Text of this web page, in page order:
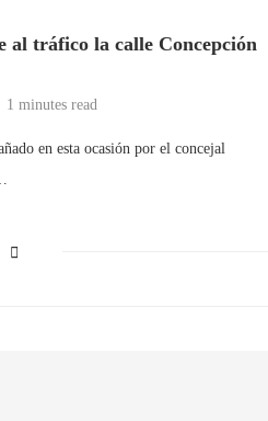
al tráfico la calle Concepción
1 minutes read
en esta ocasión por el concejal